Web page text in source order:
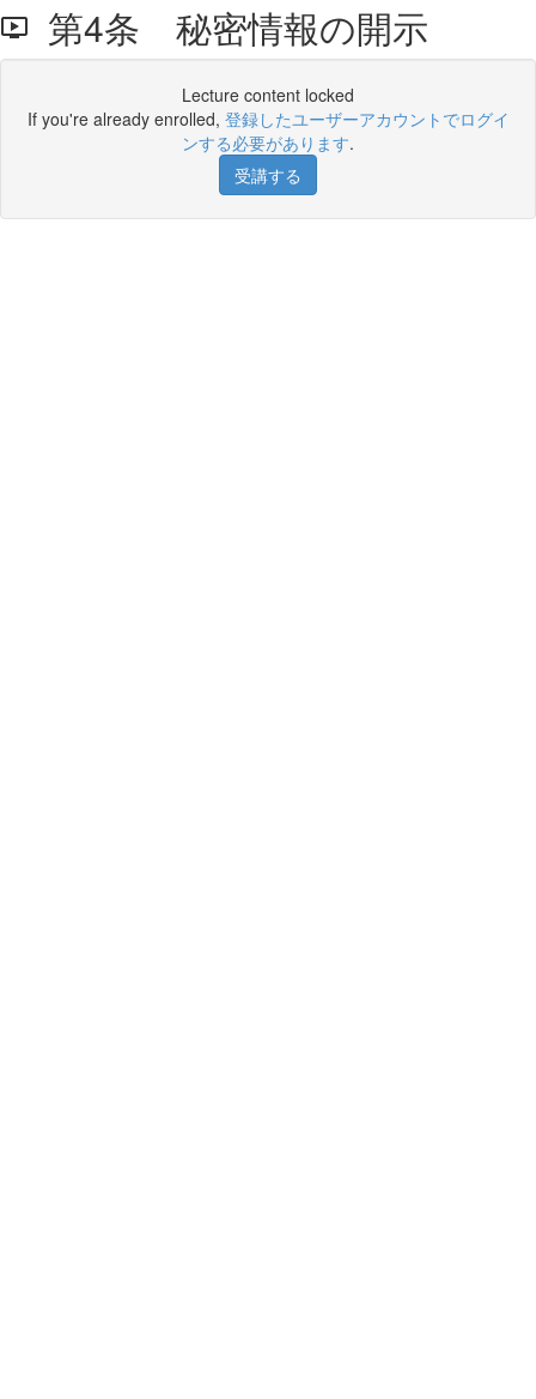
第4条 秘密情報の開示
Lecture content locked
If you're already enrolled, 登録したユーザーアカウントでログイ
ンする必要があります.
受講する